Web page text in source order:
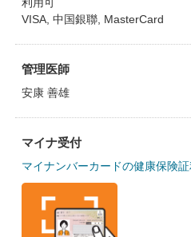
VISA, 中国銀聯, MasterCard
管理医師
安康 善雄
マイナ受付
マイナンバーカードの健康保険